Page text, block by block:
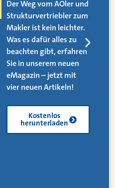
Der Weg vom AOler und
Strukturvertriebler zum
Makler ist kein leichter.
Was es dafür alles zu
beachten gibt, erfahren
Sie in unserem neuen
eMagazin – jetzt mit
vier neuen Artikeln!
Kostenlos
herunterladen